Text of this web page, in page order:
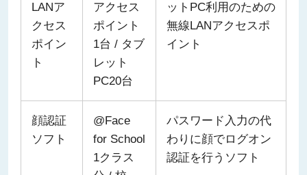
LANア
クセス
ポイン
ト
アクセス
ポイント
1台 / タブ
レット
PC20台
ットPC利用のための
無線LANアクセスポ
イント
顔認証
ソフト
@Face
for School
1クラス
パスワード入力の代
わりに顔でログオン
認証を行うソフト